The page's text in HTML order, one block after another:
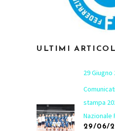
ULTIMI
29 Giugno
stampa
Nazionale
29/06/